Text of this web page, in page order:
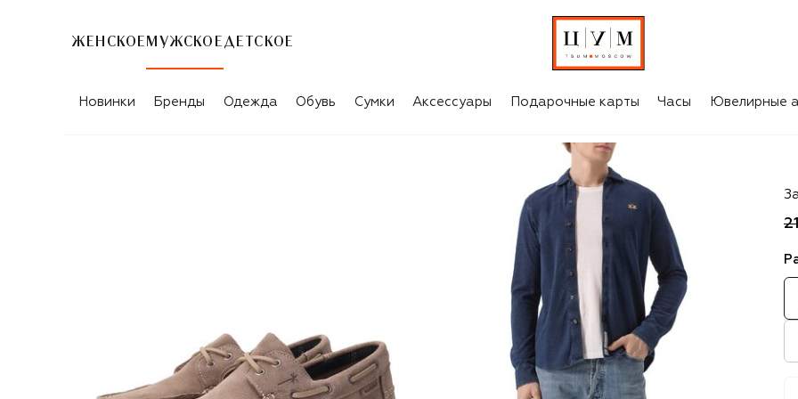
ЖЕНСКОЕ МУЖСКОЕ ДЕТСКОЕ
Новинки Бренды Одежда Обувь Сумки Аксессуары Подарочные карты Часы Ювелирные